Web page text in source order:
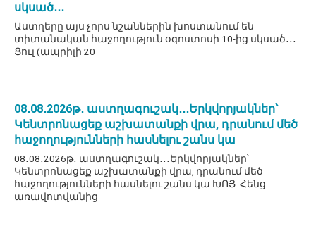
սկսած․․․
Աստղերը այս չորս նշաններին խոստանում են
տիտանական հաջողություն օգոստոսի 10-ից սկսած․․․
Ցուլ (ապրիլի 20
08․08․2026թ․ աստղագուշակ․․․Երկվորյակներ՝
Կենտրոնացեք աշխատանքի վրա, դրանում մեծ
հաջողությունների հասնելու շանս կա
08․08․2026թ․ աստղագուշակ․․․Երկվորյակներ՝
Կենտրոնացեք աշխատանքի վրա, դրանում մեծ
հաջողությունների հասնելու շանս կա ԽՈՅ Հենց
առավոտվանից